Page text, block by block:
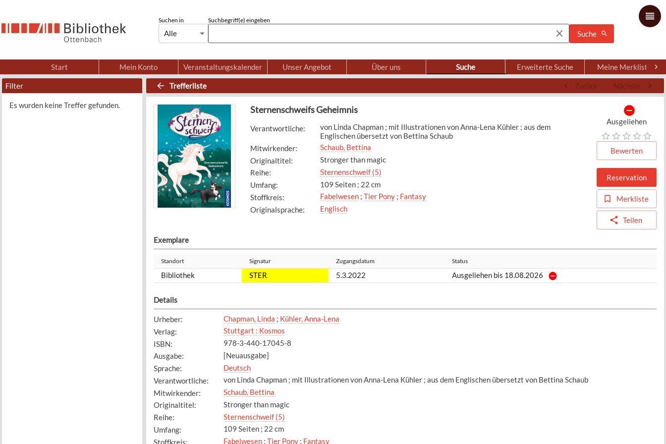
Suchen in
Alle
Suchbegriff(e) eingeben
Suche
Start Mein Konto Veranstaltungskalender Unser Angebot Über uns Suche Erweiterte Suche Meine Merkliste
Filter
Es wurden keine Treffer gefunden.
Trefferliste Zurück Nächste
Sternenschweifs Geheimnis
Verantwortliche:
von Linda Chapman ; mit Illustrationen von Anna-Lena Kühler ; aus dem
Englischen übersetzt von Bettina Schaub
Mitwirkender:
Schaub, Bettina
Originaltitel:
Stronger than magic
Reihe:
Sternenschweif (5)
Umfang:
109 Seiten ; 22 cm
Stoffkreis: Fabelwesen; Tier Pony; Fantasy
Originalsprache: Englisch
Ausgeliehen
Bewerten
Reservation
Merkliste
Teilen
Exemplare
Standort Signatur Zugangsdatum Status
Bibliothek STER 5.3.2022 Ausgeliehen bis 18.08.2026
Details
Urheber: Chapman, Linda ; Kühler, Anna-Lena
Verlag:
Stuttgart : Kosmos
ISBN:
978-3-440-17045-8
Ausgabe:
[Neuausgabe]
Sprache:
Deutsch
Verantwortliche:
von Linda Chapman ; mit Illustrationen von Anna-Lena Kühler ; aus dem Englischen übersetzt von Bettina Schaub
Mitwirkender:
Schaub, Bettina
Originaltitel:
Stronger than magic
Reihe:
Sternenschweif (5)
Umfang:
109 Seiten ; 22 cm
Stoffkreis: Fabelwesen; Tier Pony; Fantasy